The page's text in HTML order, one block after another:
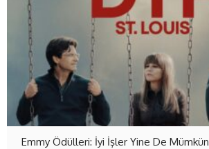
Emmy Ödülleri: İyi İşler Yine De Mümkün